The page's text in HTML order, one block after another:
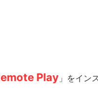
Play 」をイン